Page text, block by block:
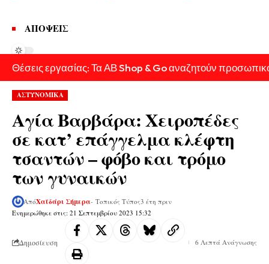
ΑΠΟΨΕΙΣ
Θέσεις εργασίας: Τα ΑΒ Shop & Go αναζητούν
ΑΣΤΥΝΟΜΙΚΑ
Αγία Βαρβάρα: Χειροπέδες
σε κατ’ επάγγελμα κλέφτη
τσαντών – φόβο και τρόμο
των γυναικών
Ενημερώθηκε στις: 21 Σεπτεμβρίου 2023 15:32
ΑπόΧαϊδάρι Σήμερα- Τοπικός Τύπος3 έτη πριν
Δημοσίευση 6 Λεπτά Ανάγνωσης